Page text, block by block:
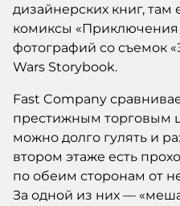
дизайнерских книг, там
комиксы «Приключения
фотографий со съемок
Wars Storybook.
Fast Company
престижным торговым
можно долго гулять и
втором этаже есть
по обеим сторонам от
За одной из них —